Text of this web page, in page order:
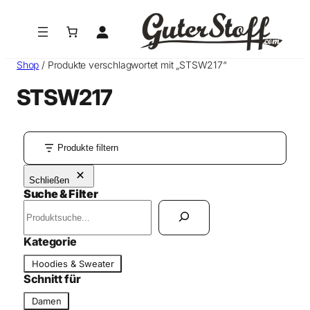
Shop / Produkte verschlagwortet mit „STSW217“
STSW217
Produkte filtern
Schließen
Suche & Filter
u
c
h
e
n
Kategorie
a
t
e
Hoodies & Sweater
Schnitt für
Damen